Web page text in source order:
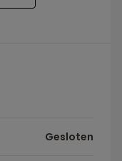
Gesloten